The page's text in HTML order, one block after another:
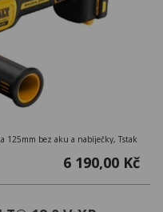
125mm bez aku a nabíječky, Tstak
6 190,00 Kč